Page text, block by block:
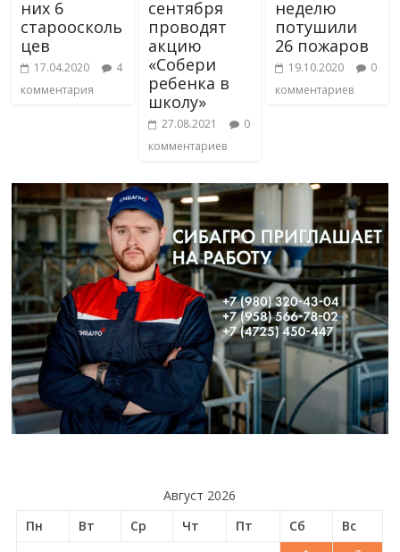
них 6
староосколь
цев
17.04.2020
4
комментария
сентября
проводят
акцию
«Собери
ребенка в
школу»
27.08.2021
0
комментариев
неделю
потушили
26 пожаров
19.10.2020
0
комментариев
Август 2026
Пн
Вт Ср Чт Пт Сб
Вс